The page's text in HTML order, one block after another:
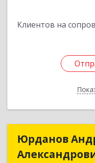
Клиентов на
Юрданов